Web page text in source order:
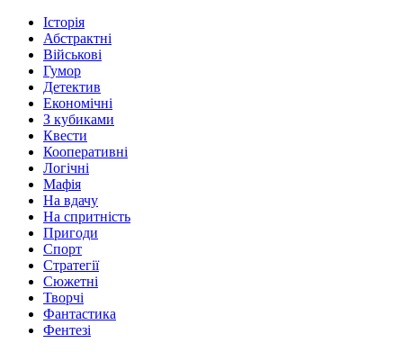
Історія
Абстрактні
Військові
Гумор
Детектив
Економічні
З кубиками
Квести
Кооперативні
Логічні
Мафія
На вдачу
На спритність
Пригоди
Спорт
Стратегії
Сюжетні
Творчі
Фантастика
Фентезі